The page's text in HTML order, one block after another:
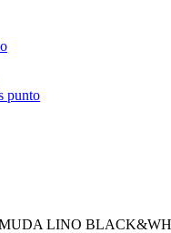
punto
LINO